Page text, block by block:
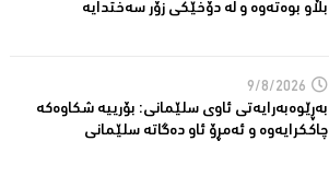
بڵاو بوەتەوە و لە دۆخێکی زۆر سەختدایە
9/8/2026
بەڕێوەبەرایەتى ئاوی سلێمانى: بۆرییە شکاوەکە
چاککرایەوە و ئەمڕۆ ئاو دەگاتە سلێمانى